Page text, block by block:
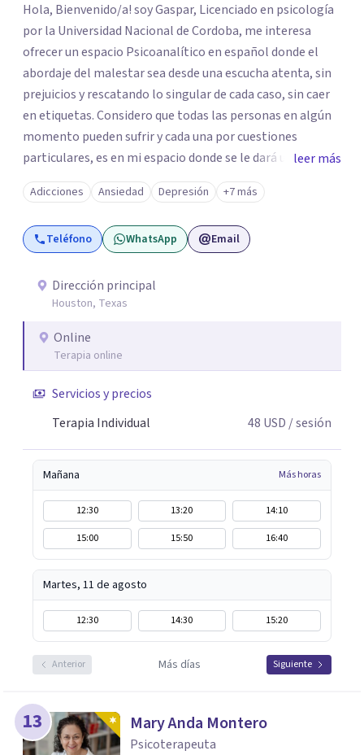
Hola, Bienvenido/a! soy Gaspar, Licenciado en psicología
por la Universidad Nacional de Cordoba, me interesa
ofrecer un espacio Psicoanalítico en español donde el
abordaje del malestar sea desde una escucha atenta, sin
prejuicios y rescatando lo singular de cada caso, sin caer
en etiquetas. Considero que todas las personas en algún
momento pueden sufrir y cada una por cuestiones
particulares, es en mi espacio donde se le dará un lugar a
esas cuestiones singulares de cada uno, para luego
generar cambios. Soy una persona en constante
formación, actualmente curso seminarios, una
especialización en psicoanálisis y también investigo.
leer más
Adicciones Ansiedad Depresión +7 más
Teléfono WhatsApp Email
Dirección principal
Houston, Texas
Online
Terapia online
Servicios y precios
Terapia Individual
48 USD / sesión
Mañana Más horas
12:30 13:20
14:10
15:00
15:50 16:40
Martes, 11 de agosto
12:30 14:30 15:20
Anterior Más días Siguiente
13 Mary Anda Montero
Psicoterapeuta